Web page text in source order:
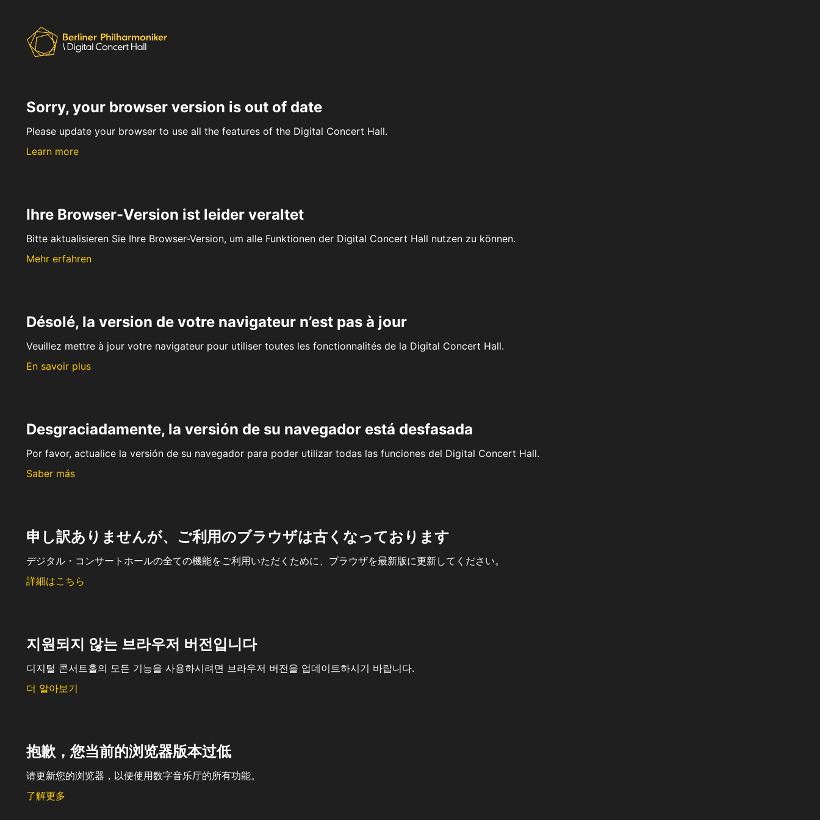
Sorry, your browser version is out of date
Please update your browser to use all the features of the Digital Concert Hall.
Learn more
Ihre Browser-Version ist leider veraltet
Bitte aktualisieren Sie Ihre Browser-Version, um alle Funktionen der Digital Concert Hall nutzen zu können.
Mehr erfahren
Désolé, la version de votre navigateur n’est pas à jour
Veuillez mettre à jour votre navigateur pour utiliser toutes les fonctionnalités de la Digital Concert Hall.
En savoir plus
Desgraciadamente, la versión de su navegador está desfasada
Por favor, actualice la versión de su navegador para poder utilizar todas las funciones del Digital Concert Hall.
Saber más
申し訳ありませんが、ご利用のブラウザは古くなっております
デジタル・コンサートホールの全ての機能をご利用いただくために、ブラウザを最新版に更新してください。
詳細はこちら
지원되지 않는 브라우저 버전입니다
디지털 콘서트홀의 모든 기능을 사용하시려면 브라우저 버전을 업데이트하시기 바랍니다.
더 알아보기
抱歉，您当前的浏览器版本过低
请更新您的浏览器，以便使用数字音乐厅的所有功能。
了解更多